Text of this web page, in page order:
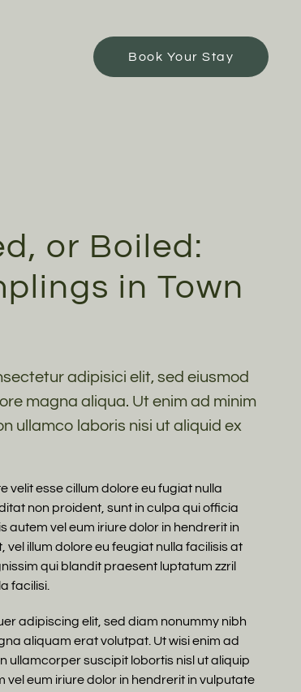
Book Your Stay
or Boiled:
in Town
adipisici elit, sed eiusmod
magna aliqua. Ut enim ad minim
ullamco laboris nisi ut aliquid ex
velit esse cillum dolore eu fugiat nulla
non proident, sunt in culpa qui officia
autem vel eum iriure dolor in hendrerit in
illum dolore eu feugiat nulla facilisis at
qui blandit praesent luptatum zzril
facilisi.
adipiscing elit, sed diam nonummy nibh
aliquam erat volutpat. Ut wisi enim ad
ullamcorper suscipit lobortis nisl ut aliquip
eum iriure dolor in hendrerit in vulputate